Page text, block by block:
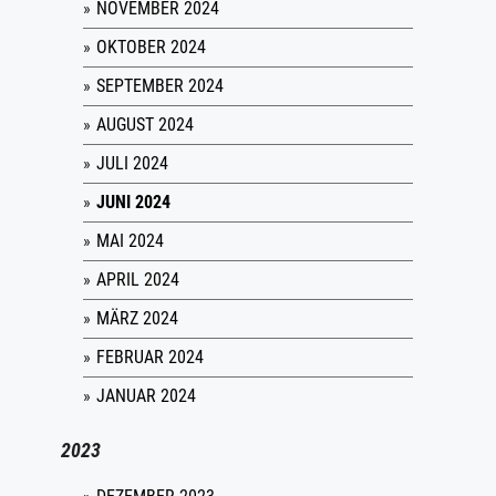
NOVEMBER 2024
OKTOBER 2024
SEPTEMBER 2024
AUGUST 2024
JULI 2024
JUNI 2024
MAI 2024
APRIL 2024
MÄRZ 2024
FEBRUAR 2024
JANUAR 2024
2023